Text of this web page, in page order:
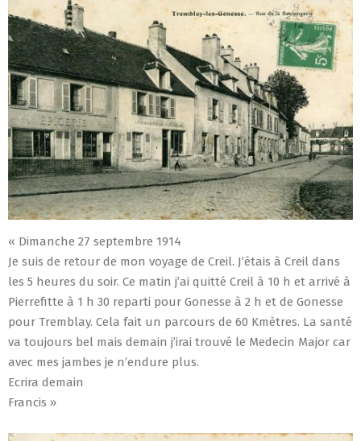
« Dimanche 27 septembre 1914
Je suis de retour de mon voyage de Creil. J’étais à Creil dans
les 5 heures du soir. Ce matin j’ai quitté Creil à 10 h et arrivé à
Pierrefitte à 1 h 30 reparti pour Gonesse à 2 h et de Gonesse
pour Tremblay. Cela fait un parcours de 60 Kmètres. La santé
va toujours bel mais demain j’irai trouvé le Medecin Major car
avec mes jambes je n’endure plus.
Ecrira demain
Francis »